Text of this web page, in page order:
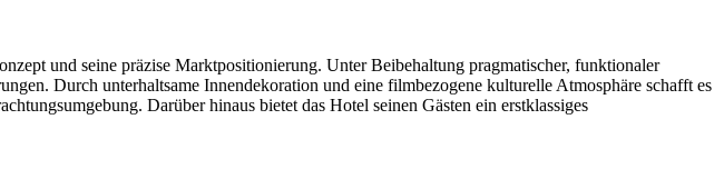
und seine präzise Marktpositionierung. Unter Beibehaltung pragmatischer, funktionaler
Durch unterhaltsame Innendekoration und eine filmbezogene kulturelle Atmosphäre schafft es
Darüber hinaus bietet das Hotel seinen Gästen ein erstklassiges